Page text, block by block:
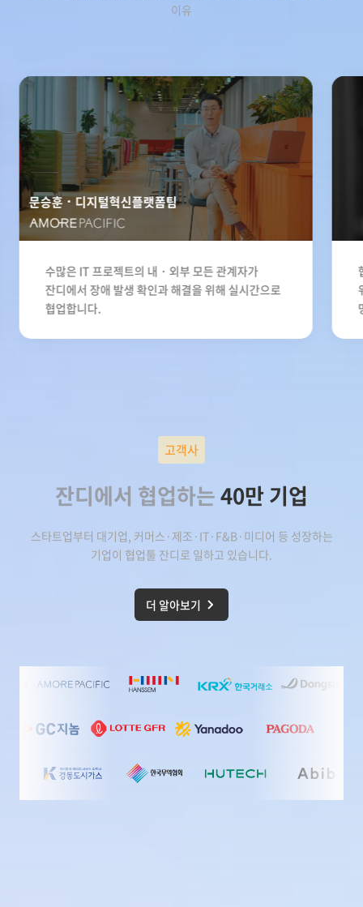
이유
문승훈 디지털혁신플랫폼팀
수많은 IT 프로젝트의 내・외부 모든 관계자가
잔디에서 장애 발생 확인과 해결을 위해 실시간으로
협업합니다.
고객사
잔디에서 협업하는40만 기업
스타트업부터 대기업, 커머스·제조·IT·F&B·미디어 등 성장하는
기업이 협업툴 잔디 로 일하고 있습니다.
더 알아보기